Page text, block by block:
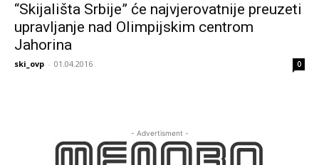
“Skijališta Srbije” će najvjerovatnije preuzeti
upravljanje nad Olimpijskim centrom
Jahorina
ski_ovp - 01.04.2016 0
- Advertisment -